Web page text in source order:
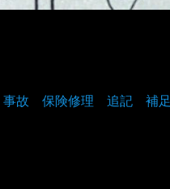
故 保険修理 追記 補